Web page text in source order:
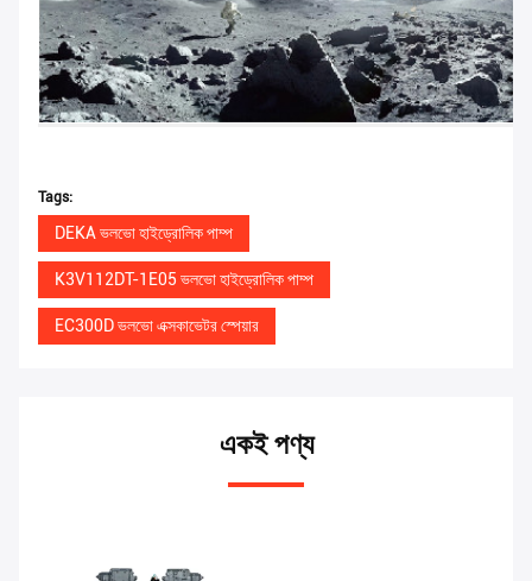
Tags:
DEKA ভলভো হাইড্রোলিক পাম্প
K3V112DT-1E05 ভলভো হাইড্রোলিক পাম্প
EC300D ভলভো এক্সকাভেটর স্পেয়ার
একই পণ্য